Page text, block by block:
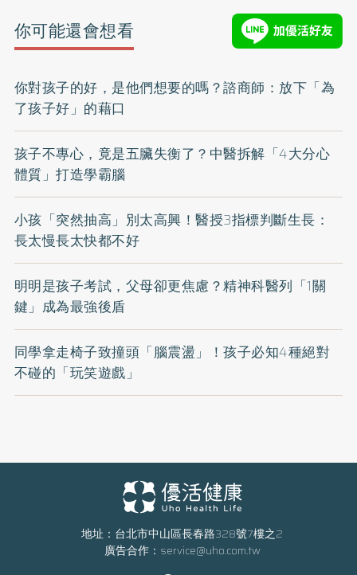
你可能還會想看
你對孩子的好，是他們想要的嗎？諮商師：放下「為
了孩子好」的藉口
孩子不專心，竟是五臟失衡了？中醫拆解「4大分心
體質」打造學霸腦
小孩「突然抽高」別太高興！醫授3指標判斷生長：
長太慢長太快都不好
明明是孩子考試，父母卻更焦慮？精神科醫列「1關
鍵」成為最強後盾
同學拿走椅子致撞頭「腦震盪」！孩子必知4種絕對
不碰的「玩笑遊戲」
地址：台北市中山區長春路328號7樓之2
廣告合作： service@uho.com.tw